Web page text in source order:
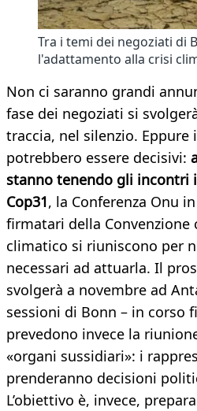
Tra i temi dei negoziati di
l'adattamento alla crisi
Non ci saranno grandi
fase dei negoziati si
traccia, nel silenzio. Eppure
potrebbero essere decisivi:
stanno tenendo gli incontri
Cop31, la Conferenza Onu
firmatari della
climatico si riuniscono per
necessari ad attuarla. Il
svolgerà a novembre ad
sessioni di Bonn – in corso
prevedono invece la
«organi sussidiari»: i
prenderanno decisioni
L’obiettivo è, invece,